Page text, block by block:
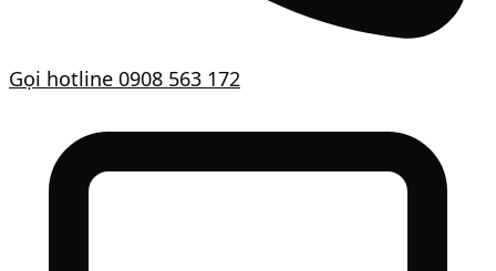
Gọi hotline 0908 563 172